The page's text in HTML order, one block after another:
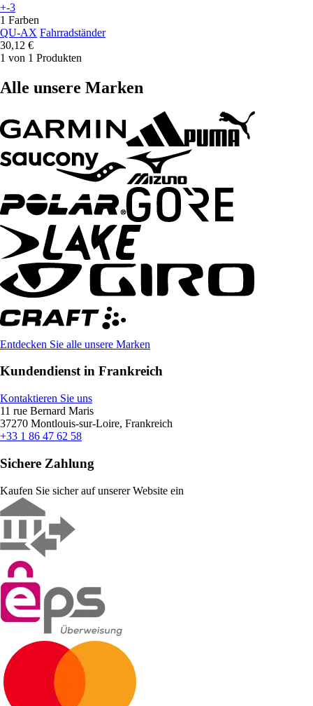
+-3
1 Farben
QU-AX Fahrradständer
30,12 €
1 von 1 Produkten
Alle unsere Marken
Entdecken Sie alle unsere Marken
Kundendienst in Frankreich
Kontaktieren Sie uns
11 rue Bernard Maris
37270 Montlouis-sur-Loire, Frankreich
+33 1 86 47 62 58
Sichere Zahlung
Kaufen Sie sicher auf unserer Website ein